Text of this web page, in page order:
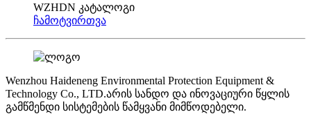
WZHDN კატალოგი
ჩამოტვირთვა
Wenzhou Haideneng Environmental Protection Equipment &
Technology Co., LTD.არის სანდო და ინოვაციური წყლის
გამწმენდი სისტემების წამყვანი მიმწოდებელი.